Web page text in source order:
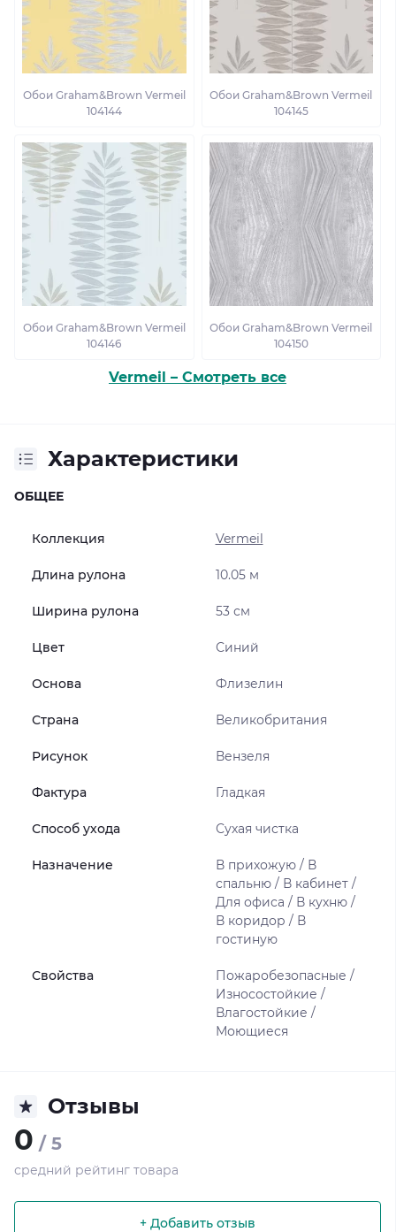
Обои Graham&Brown Vermeil
104144
Обои Graham&Brown Vermeil
104145
Обои Graham&Brown Vermeil
104146
Обои Graham&Brown Vermeil
104150
Vermeil – Смотреть все
Характеристики
ОБЩЕЕ
Коллекция Vermeil
Длина рулона 10.05 м
Ширина рулона 53 см
Цвет Синий
Основа Флизелин
Страна Великобритания
Рисунок Вензеля
Фактура Гладкая
Способ ухода Сухая чистка
Назначение
В прихожую / В
спальню / В кабинет /
Для офиса / В кухню /
В коридор / В
гостиную
Свойства
Пожаробезопасные /
Износостойкие /
Влагостойкие /
Моющиеся
Отзывы
0 / 5
средний рейтинг товара
+ Добавить отзыв